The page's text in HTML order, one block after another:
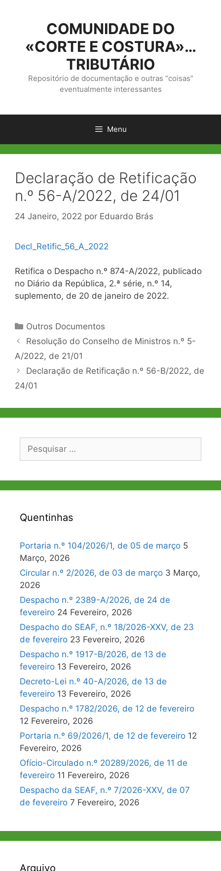
conteúdo
COMUNIDADE DO
«CORTE E COSTURA»…
TRIBUTÁRIO
Repositório de documentação e outras “coisas”
eventualmente interessantes
Menu
Declaração de Retificação
n.º 56-A/2022, de 24/01
24 Janeiro, 2022 por Eduardo Brás
Decl_Retific_56_A_2022
Retifica o Despacho n.º 874-A/2022, publicado
no Diário da República, 2.ª série, n.º 14,
suplemento, de 20 de janeiro de 2022.
Categorias
Outros Documentos
Navegação
de
Resolução do Conselho de Ministros n.º 5-
A/2022, de 21/01
Declaração de Retificação n.º 56-B/2022, de
24/01
Pesquisar
Quentinhas
Portaria n.º 104/2026/1, de 05 de março 5
Março, 2026
Circular n.º 2/2026, de 03 de março 3 Março,
2026
Despacho n.º 2389-A/2026, de 24 de
fevereiro 24 Fevereiro, 2026
Despacho do SEAF, n.º 18/2026-XXV, de 23
de fevereiro 23 Fevereiro, 2026
Despacho n.º 1917-B/2026, de 13 de
fevereiro 13 Fevereiro, 2026
Decreto-Lei n.º 40-A/2026, de 13 de
fevereiro 13 Fevereiro, 2026
Despacho n.º 1782/2026, de 12 de fevereiro
12 Fevereiro, 2026
Portaria n.º 69/2026/1, de 12 de fevereiro 12
Fevereiro, 2026
Ofício-Circulado n.º 20289/2026, de 11 de
fevereiro 11 Fevereiro, 2026
Despacho da SEAF, n.º 7/2026-XXV, de 07
de fevereiro 7 Fevereiro, 2026
Arquivo